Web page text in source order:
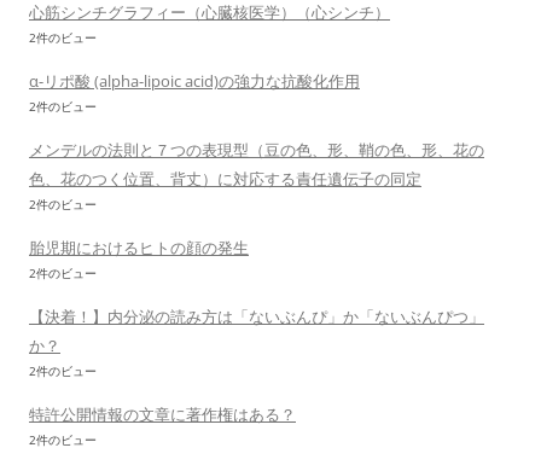
心筋シンチグラフィー（心臓核医学）（心シンチ）
2件のビュー
α-リポ酸 (alpha-lipoic acid)の強力な抗酸化作用
2件のビュー
メンデルの法則と７つの表現型（豆の色、形、鞘の色、形、花の
色、花のつく位置、背丈）に対応する責任遺伝子の同定
2件のビュー
胎児期におけるヒトの顔の発生
2件のビュー
【決着！】内分泌の読み方は「ないぶんぴ」か「ないぶんぴつ」
か？
2件のビュー
特許公開情報の文章に著作権はある？
2件のビュー